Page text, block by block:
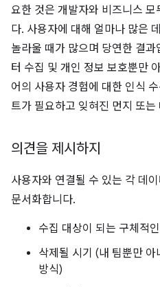
요한 것은 개발자와 비즈니스 모
다. 사용자에 대해 얼마나 많은
놀라울 때가 많으며 당연한 결과
터 수집 및 개인 정보 보호뿐만
어의 사용자 경험에 대한 인식
트가 필요하고 잊혀진 먼지 또
의견을 제시하지
사용자와 연결될 수 있는 각 데
문서화합니다.
수집 대상이 되는 구체적
삭제될 시기 (내 팀뿐만
방식)